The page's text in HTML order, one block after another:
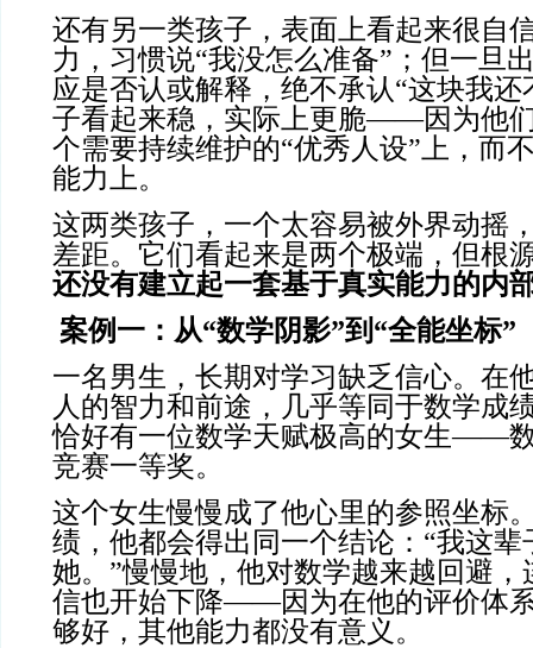
还有另一类孩子，表面上看起来很自
力，习惯说“我没怎么准备”；但一旦
应是否认或解释，绝不承认“这块我还
子看起来稳，实际上更脆——因为他
个需要持续维护的“优秀人设”上，而
能力上。
这两类孩子，一个太容易被外界动摇
差距。它们看起来是两个极端，但根
还没有建立起一套基于真实能力的内
案例一：从“数学阴影”到“全能坐标”
一名男生，长期对学习缺乏信心。在
人的智力和前途，几乎等同于数学成
恰好有一位数学天赋极高的女生——
竞赛一等奖。
这个女生慢慢成了他心里的参照坐标
绩，他都会得出同一个结论：“我这辈
她。”慢慢地，他对数学越来越回避
信也开始下降——因为在他的评价体
够好，其他能力都没有意义。